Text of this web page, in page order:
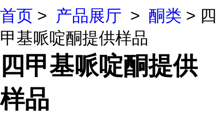
首页 > 产品展厅 > 酮类 > 四
甲基哌啶酮提供样品
四甲基哌啶酮提供
样品